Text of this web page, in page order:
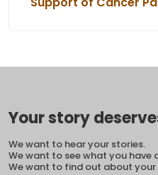
Your story
We want to hear your stories.
We want to see what you have
We want to find out about your